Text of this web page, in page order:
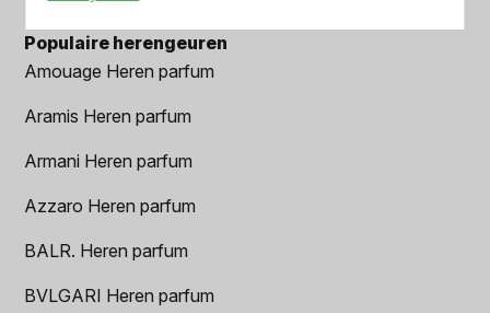
Populaire herengeuren
Amouage Heren parfum
Aramis Heren parfum
Armani Heren parfum
Azzaro Heren parfum
BALR. Heren parfum
BVLGARI Heren parfum